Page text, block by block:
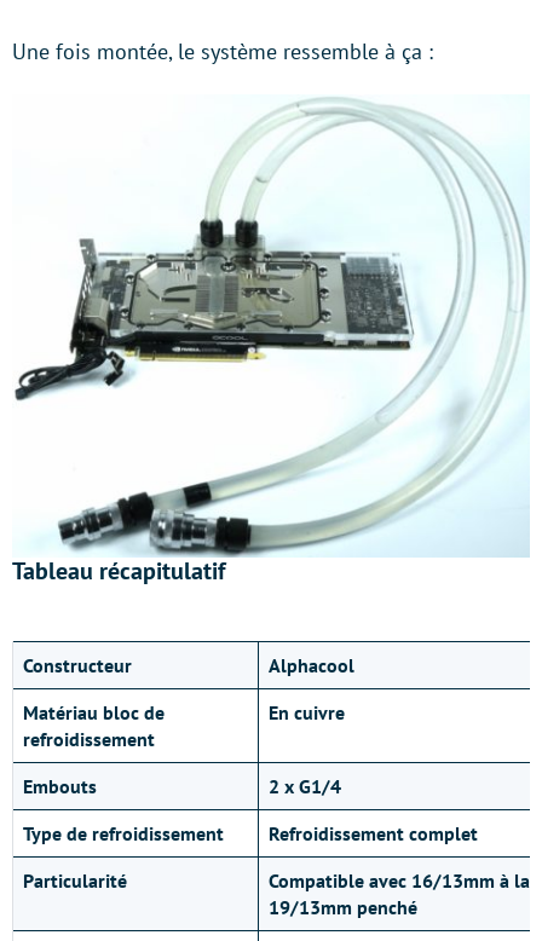
Une fois montée, le système ressemble à ça :
Tableau récapitulatif
Constructeur
Alphacool
Matériau bloc de
refroidissement
En cuivre
Embouts
2 x G1/4
Type de refroidissement
Refroidissement complet
Particularité
Compatible avec 16/13mm à la
19/13mm penché